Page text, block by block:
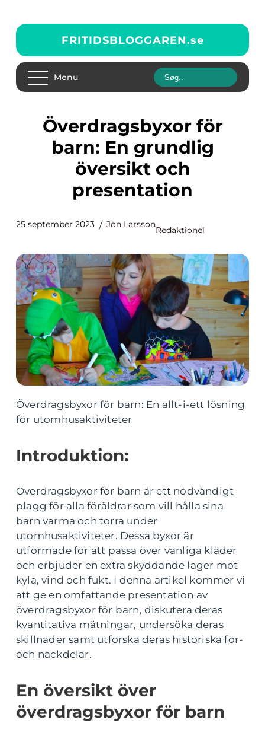
FRITIDSBLOGGAREN.se
Menu
Överdragsbyxor för
barn: En grundlig
översikt och
presentation
25 september 2023 Jon Larsson
Redaktionel
Överdragsbyxor för barn: En allt-i-ett lösning
för utomhusaktiviteter
Introduktion:
Överdragsbyxor för barn är ett nödvändigt
plagg för alla föräldrar som vill hålla sina
barn varma och torra under
utomhusaktiviteter. Dessa byxor är
utformade för att passa över vanliga kläder
och erbjuder en extra skyddande lager mot
kyla, vind och fukt. I denna artikel kommer vi
att ge en omfattande presentation av
överdragsbyxor för barn, diskutera deras
kvantitativa mätningar, undersöka deras
skillnader samt utforska deras historiska för-
och nackdelar.
En översikt över
överdragsbyxor för barn